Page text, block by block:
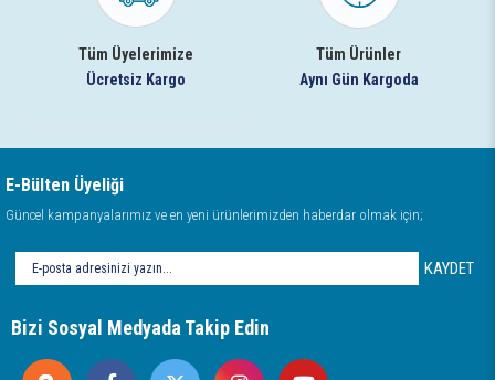
Tüm Üyelerimize
Ücretsiz Kargo
Tüm Ürünler
Aynı Gün Kargoda
E-Bülten Üyeliği
Güncel kampanyalarımız ve en yeni ürünlerimizden haberdar olmak için;
KAYDET
Bizi Sosyal Medyada Takip Edin